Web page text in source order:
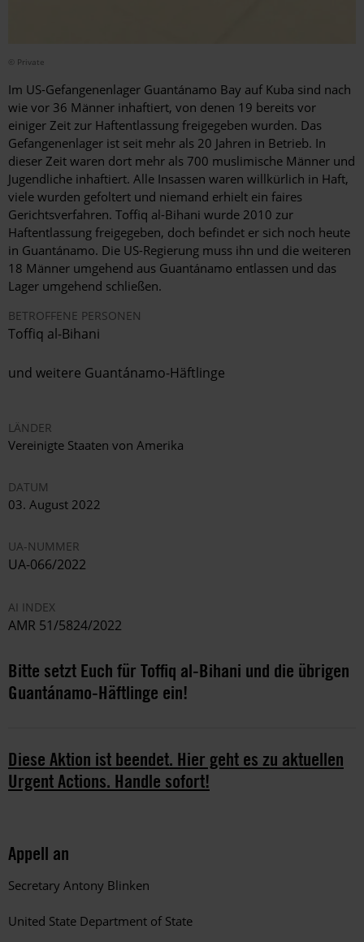
© Private
Im US-Gefangenenlager Guantánamo Bay auf Kuba sind nach
wie vor 36 Männer inhaftiert, von denen 19 bereits vor
einiger Zeit zur Haftentlassung freigegeben wurden. Das
Gefangenenlager ist seit mehr als 20 Jahren in Betrieb. In
dieser Zeit waren dort mehr als 700 muslimische Männer und
Jugendliche inhaftiert. Alle Insassen waren willkürlich in Haft,
viele wurden gefoltert und niemand erhielt ein faires
Gerichtsverfahren. Toffiq al-Bihani wurde 2010 zur
Haftentlassung freigegeben, doch befindet er sich noch heute
in Guantánamo. Die US-Regierung muss ihn und die weiteren
18 Männer umgehend aus Guantánamo entlassen und das
Lager umgehend schließen.
BETROFFENE PERSONEN
Toffiq al-Bihani
und weitere Guantánamo-Häftlinge
LÄNDER
Vereinigte Staaten von Amerika
DATUM
03. August 2022
UA-NUMMER
UA-066/2022
AI INDEX
AMR 51/5824/2022
Bitte setzt Euch für Toffiq al-Bihani und die übrigen
Guantánamo-Häftlinge ein!
Diese Aktion ist beendet. Hier geht es zu aktuellen
Urgent Actions. Handle sofort!
Appell an
Secretary Antony Blinken
United State Department of State